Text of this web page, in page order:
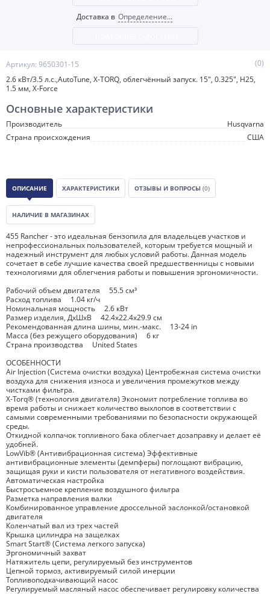
Артикул: 9650301-15
(0)
2.6 кВт/3.5 л.с.,AutoTune, X-TORQ, облегчённый запуск. 15", 0.325", H25,
1.5 мм, X-Force
Доставка в Определение...
Основные характеристики
Производитель
Husqvarna
Страна происхождения
США
ОПИСАНИЕ ХАРАКТЕРИСТИКИ ОТЗЫВЫ И ВОПРОСЫ (0)
НАЛИЧИЕ В МАГАЗИНАХ
455 Rancher - это идеальная бензопила для владельцев участков и
непрофессиональных пользователей, которым требуется мощный и
надежный инструмент для любых условий работы. Данная модель
сочетает в себе лучшие качества своей предшественницы с новыми
технологиями для облегчения работы и повышения эргономичности.
Рабочий объем двигателя 55.5 см³
Расход топлива 1.04 кг/ч
Номинальная мощность 2.6 кВт
Размер изделия, ДxШxВ 42.4x22.4x29.9 см
Рекомендованная длина шины, мин.-макс. 13-24 in
Масса (без режущего оборудования) 6 кг
Страна производства United States
ОСОБЕННОСТИ
Air Injection (Система очистки воздуха) Центробежная система очистки
воздуха для снижения износа и увеличения промежутков между
чистками фильтра.
X-Torq® (технология двигателя) Экономит потребление топлива во
время работы и снижает количество выхлопов в соответствии с
самыми современными требованиями по безопасности окружающей
среды.
Откидной колпачок топливного бака облегчает дозаправку и делает её
удобней.
LowVib® (Антивибрационная система) Эффективные
антивибрационные элементы (демпферы) поглощают вибрацию,
защищая руки и кисти пользователя от негативного воздействия.
Автоматическая настройка
Быстросъемное крепление воздушного фильтра
Разметка направления валки
Комбинированное управление дроссельной заслонкой/остановкой
двигателя
Коленчатый вал из трех частей
Крышка цилиндра на защелках
Smart Start® (Система легкого запуска)
Эргономичный захват
Натяжитель цепи, регулируемый без инструментов
Цепной тормоз, активируемый силой инерции
Топливоподкачивающий насос
Регулируемый масляный насос обеспечивает регулировку количества